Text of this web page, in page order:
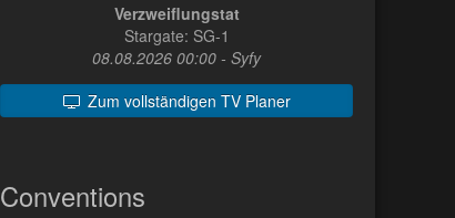
Verzweiflungstat
Stargate: SG-1
08.08.2026 00:00 - Syfy
Zum vollständigen TV Planer
Conventions